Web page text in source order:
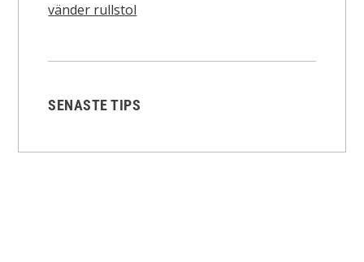
vänder rullstol
SENASTE TIPS